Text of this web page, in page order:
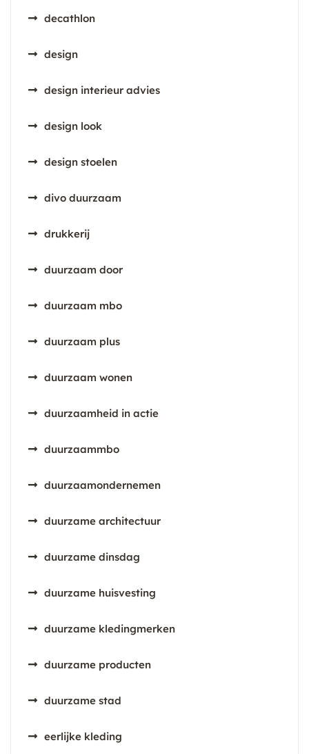
decathlon
design
design interieur advies
design look
design stoelen
divo duurzaam
drukkerij
duurzaam door
duurzaam mbo
duurzaam plus
duurzaam wonen
duurzaamheid in actie
duurzaammbo
duurzaamondernemen
duurzame architectuur
duurzame dinsdag
duurzame huisvesting
duurzame kledingmerken
duurzame producten
duurzame stad
eerlijke kleding